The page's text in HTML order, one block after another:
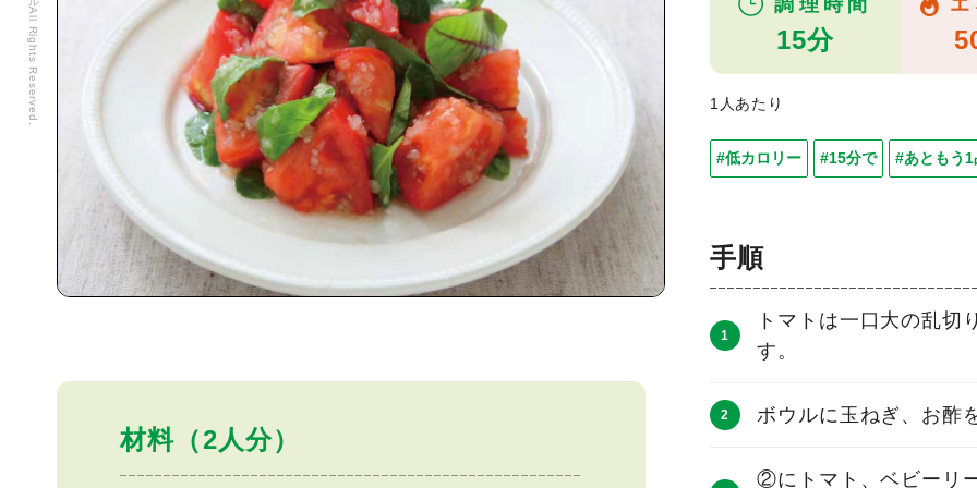
材料（2人分）
15分
1人あたり
#低カロリー #15分で #あともう1
手順
トマトは一口大の乱切
す。
ボウルに玉ねぎ、お酢
②にトマト、ベビーリ